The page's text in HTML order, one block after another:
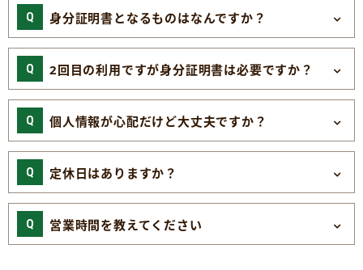
身分証明書となるものはなんですか？
2回目の利用ですが身分証明書は必要ですか？
個人情報が心配だけど大丈夫ですか？
定休日はありますか？
営業時間を教えてください